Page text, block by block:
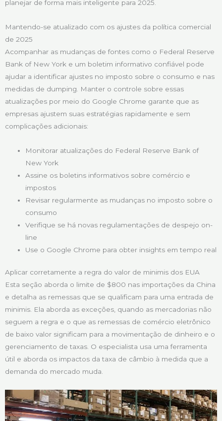
planejar de forma mais inteligente para 2025.
Mantendo-se atualizado com os ajustes da política comercial
de 2025
Acompanhar as mudanças de fontes como o Federal Reserve
Bank of New York e um boletim informativo confiável pode
ajudar a identificar ajustes no imposto sobre o consumo e nas
medidas de dumping. Manter o controle sobre essas
atualizações por meio do Google Chrome garante que as
empresas ajustem suas estratégias rapidamente e sem
complicações adicionais:
Monitorar atualizações do Federal Reserve Bank of
New York
Assine os boletins informativos sobre comércio e
impostos
Revisar regularmente as mudanças no imposto sobre o
consumo
Verifique se há novas regulamentações de despejo on-
line
Use o Google Chrome para obter insights em tempo real
Aplicar corretamente a regra do valor de minimis dos EUA
Esta seção aborda o limite de $800 nas importações da China
e detalha as remessas que se qualificam para uma entrada de
minimis. Ela aborda as exceções, quando as mercadorias não
seguem a regra e o que as remessas de comércio eletrônico
de baixo valor significam para a movimentação de dinheiro e o
gerenciamento de taxas. O especialista usa uma ferramenta
útil e aborda os impactos da taxa de câmbio à medida que a
demanda do mercado muda.